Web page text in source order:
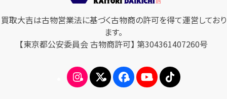
買取大吉は古物営業法に基づく古物商の許可を得て運営しており
ます。
【東京都公安委員会 古物商許可】 第304361407260号